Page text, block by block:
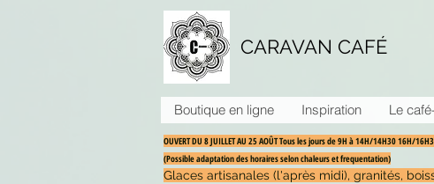
CARAVAN CAFÉ
Boutique en ligne Inspiration Le
OUVERT DU 8 JUILLET AU 25 AOÛT Tous les jours de 9H à 14H/14H30 16H/
(Possible adaptation des horaires selon chaleurs et frequentation)
Glaces artisanales (l'après midi), granités,